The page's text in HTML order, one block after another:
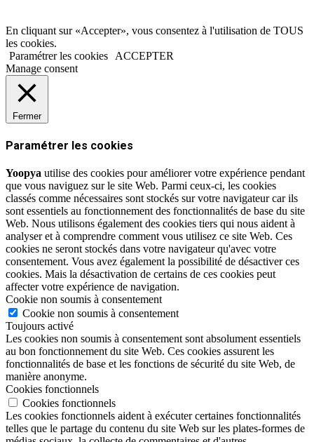
En cliquant sur «Accepter», vous consentez à l'utilisation de TOUS
les cookies.
Paramétrer les cookies
ACCEPTER
Manage consent
Fermer
Paramétrer les cookies
Yoopya utilise des cookies pour améliorer votre expérience pendant
que vous naviguez sur le site Web. Parmi ceux-ci, les cookies
classés comme nécessaires sont stockés sur votre navigateur car ils
sont essentiels au fonctionnement des fonctionnalités de base du site
Web. Nous utilisons également des cookies tiers qui nous aident à
analyser et à comprendre comment vous utilisez ce site Web. Ces
cookies ne seront stockés dans votre navigateur qu'avec votre
consentement. Vous avez également la possibilité de désactiver ces
cookies. Mais la désactivation de certains de ces cookies peut
affecter votre expérience de navigation.
Cookie non soumis à consentement
Cookie non soumis à consentement
Toujours activé
Les cookies non soumis à consentement sont absolument essentiels
au bon fonctionnement du site Web. Ces cookies assurent les
fonctionnalités de base et les fonctions de sécurité du site Web, de
manière anonyme.
Cookies fonctionnels
Cookies fonctionnels
Les cookies fonctionnels aident à exécuter certaines fonctionnalités
telles que le partage du contenu du site Web sur les plates-formes de